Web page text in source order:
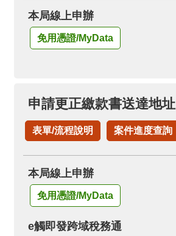
本局線上申辦
免用憑證/MyData
申請更正繳款書送達地址
表單/流程說明 案件進度查詢
本局線上申辦
免用憑證/MyData
e觸即發跨域稅務通